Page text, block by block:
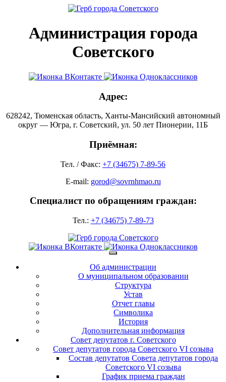
Администрация города
Советского
Адрес:
628242, Тюменская область, Ханты-Мансийский автономный
округ — Югра, г. Советский, ул. 50 лет Пионерии, 11Б
Приёмная:
Тел. / Факс: +7 (34675) 7-89-56
E-mail: gorod@sovrnhmao.ru
Специалист по обращениям граждан:
Тел.: +7 (34675) 7-89-73
Об администрации
О муниципальном образовании
Структура
Устав
Отчет главы
Символика
История
Дополнительная информация
Совет депутатов г. Советского
Совет депутатов города Советского VI созыва
Состав депутатов Совета депутатов города
Советского VI созыва
График приема граждан